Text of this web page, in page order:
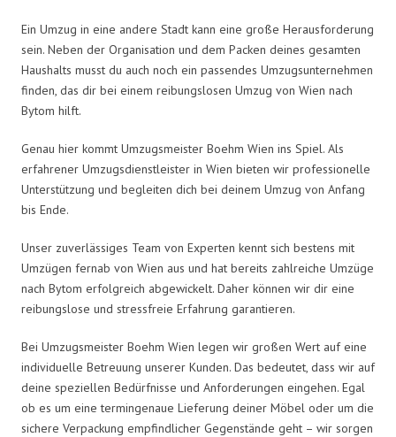
Ein Umzug in eine andere Stadt kann eine große Herausforderung
sein. Neben der Organisation und dem Packen deines gesamten
Haushalts musst du auch noch ein passendes Umzugsunternehmen
finden, das dir bei einem reibungslosen Umzug von Wien nach
Bytom hilft.
Genau hier kommt Umzugsmeister Boehm Wien ins Spiel. Als
erfahrener Umzugsdienstleister in Wien bieten wir professionelle
Unterstützung und begleiten dich bei deinem Umzug von Anfang
bis Ende.
Unser zuverlässiges Team von Experten kennt sich bestens mit
Umzügen fernab von Wien aus und hat bereits zahlreiche Umzüge
nach Bytom erfolgreich abgewickelt. Daher können wir dir eine
reibungslose und stressfreie Erfahrung garantieren.
Bei Umzugsmeister Boehm Wien legen wir großen Wert auf eine
individuelle Betreuung unserer Kunden. Das bedeutet, dass wir auf
deine speziellen Bedürfnisse und Anforderungen eingehen. Egal
ob es um eine termingenaue Lieferung deiner Möbel oder um die
sichere Verpackung empfindlicher Gegenstände geht – wir sorgen